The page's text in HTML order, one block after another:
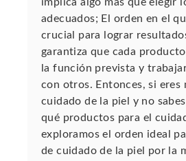
adecuados; El orden en el
crucial para lograr
garantiza que cada
la función prevista y
con otros. Entonces, si eres
cuidado de la piel y no
qué productos para el
exploramos el orden ideal
de cuidado de la piel por la